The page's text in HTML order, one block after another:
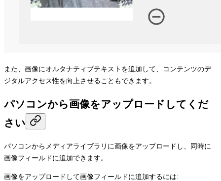
また、画像にオルタナティブテキストを追加して、コンテンツのデ
ジタルアクセス性を向上させることもできます。
パソコンから画像をアップロードしてくだ
さい
パソコンからメディアライブラリに画像をアップロードし、同時に
画像フィールドに追加できます。
画像をアップロードして画像フィールドに追加するには: